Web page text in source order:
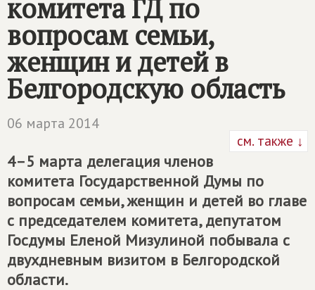
комитета ГД по
вопросам семьи,
женщин и детей в
Белгородскую область
06 марта 2014
см. также ↓
4–5 марта делегация членов
комитета Государственной Думы по
вопросам семьи, женщин и детей во главе
с председателем комитета, депутатом
Госдумы Еленой Мизулиной побывала с
двухдневным визитом в Белгородской
области.